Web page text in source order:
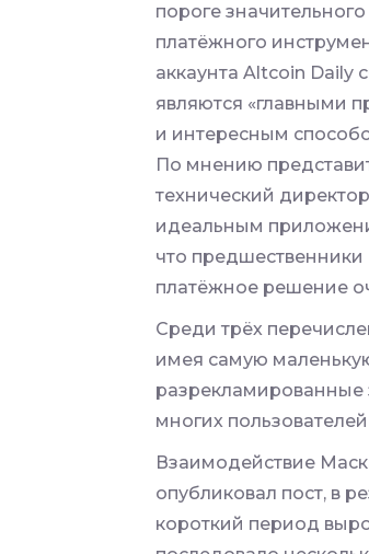
пороге
платёжного
аккаунта Altcoin Daily
являются «главными
и интересным
По мнению
технический
идеальным
что
платёжное решение
Среди трёх
имея самую
разрекламированные
многих
Взаимодействие
опубликовал пост, в
короткий период